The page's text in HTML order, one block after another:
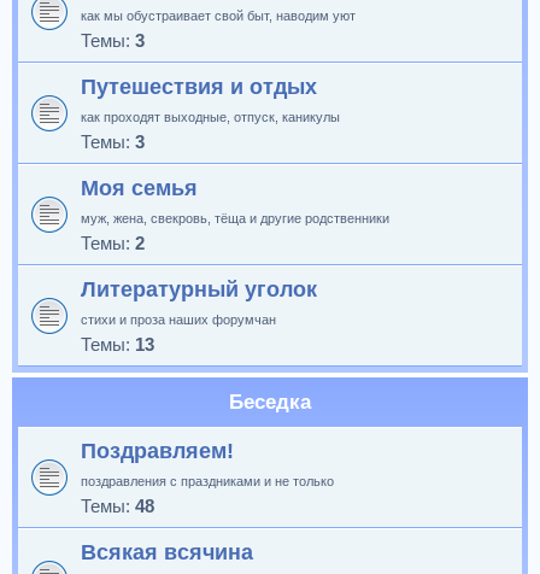
как мы обустраивает свой быт, наводим уют
Темы: 3
Путешествия и отдых
как проходят выходные, отпуск, каникулы
Темы: 3
Моя семья
муж, жена, свекровь, тёща и другие родственники
Темы: 2
Литературный уголок
стихи и проза наших форумчан
Темы: 13
Беседка
Поздравляем!
поздравления с праздниками и не только
Темы: 48
Всякая всячина